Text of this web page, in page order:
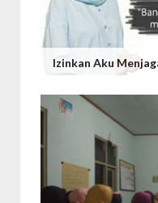
Izinkan Aku